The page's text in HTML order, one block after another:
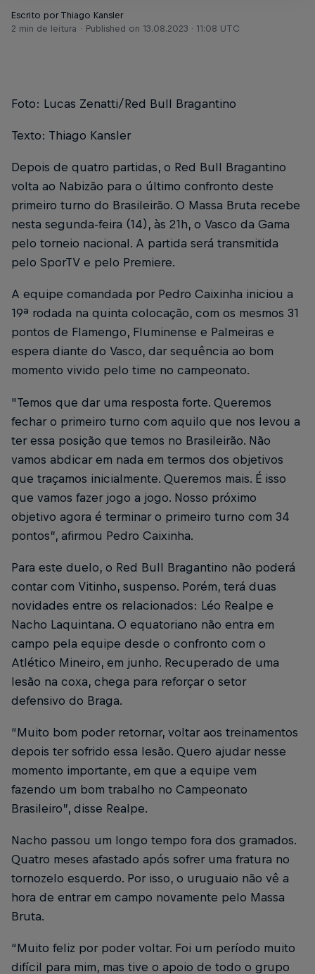
Escrito por Thiago Kansler
2 min de leitura
Published on 13.08.2023 · 11:08 UTC
Foto: Lucas Zenatti/Red Bull Bragantino
Texto: Thiago Kansler
Depois de quatro partidas, o Red Bull Bragantino
volta ao Nabizão para o último confronto deste
primeiro turno do Brasileirão. O Massa Bruta recebe
nesta segunda-feira (14), às 21h, o Vasco da Gama
pelo torneio nacional. A partida será transmitida
pelo SporTV e pelo Premiere.
A equipe comandada por Pedro Caixinha iniciou a
19ª rodada na quinta colocação, com os mesmos 31
pontos de Flamengo, Fluminense e Palmeiras e
espera diante do Vasco, dar sequência ao bom
momento vivido pelo time no campeonato.
"Temos que dar uma resposta forte. Queremos
fechar o primeiro turno com aquilo que nos levou a
ter essa posição que temos no Brasileirão. Não
vamos abdicar em nada em termos dos objetivos
que traçamos inicialmente. Queremos mais. É isso
que vamos fazer jogo a jogo. Nosso próximo
objetivo agora é terminar o primeiro turno com 34
pontos”, afirmou Pedro Caixinha.
Para este duelo, o Red Bull Bragantino não poderá
contar com Vitinho, suspenso. Porém, terá duas
novidades entre os relacionados: Léo Realpe e
Nacho Laquintana. O equatoriano não entra em
campo pela equipe desde o confronto com o
Atlético Mineiro, em junho. Recuperado de uma
lesão na coxa, chega para reforçar o setor
defensivo do Braga.
“Muito bom poder retornar, voltar aos treinamentos
depois ter sofrido essa lesão. Quero ajudar nesse
momento importante, em que a equipe vem
fazendo um bom trabalho no Campeonato
Brasileiro”, disse Realpe.
Nacho passou um longo tempo fora dos gramados.
Quatro meses afastado após sofrer uma fratura no
tornozelo esquerdo. Por isso, o uruguaio não vê a
hora de entrar em campo novamente pelo Massa
Bruta.
“Muito feliz por poder voltar. Foi um período muito
difícil para mim, mas tive o apoio de todo o grupo